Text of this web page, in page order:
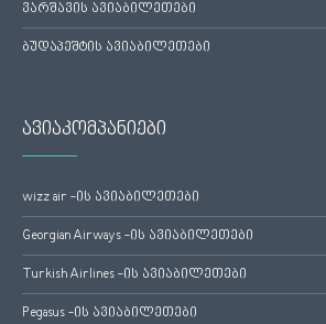
ვარშავის ავიაბილეთები
ბუდაპეშტის ავიაბილეთები
ავიაკომპანიები
wizz air -ის ავიაბილეთები
Georgian Airways -ის ავიაბილეთები
Turkish Airlines -ის ავიაბილეთები
Pegasus -ის ავიაბილეთები